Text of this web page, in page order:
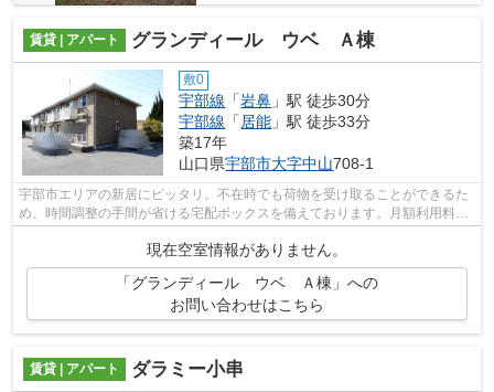
賃貸 | アパート グランディール ウベ Ａ棟
敷0
宇部線 「岩鼻 」駅 徒歩30分
宇部線 「居能 」駅 徒歩33分
築17年
山口県宇部市大字中山708-1
宇部市エリアの新居にピッタリ。不在時でも荷物を受け取ることができるた
め、時間調整の手間が省ける宅配ボックスを備えております。月額利用料金
現在空室情報がありません。
「グランディール ウベ Ａ棟」への
お問い合わせはこちら
賃貸 | アパート ダラミー小串